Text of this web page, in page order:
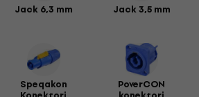
Jack 6,3 mm Jack 3,5 mm
Speqakon PoverCON